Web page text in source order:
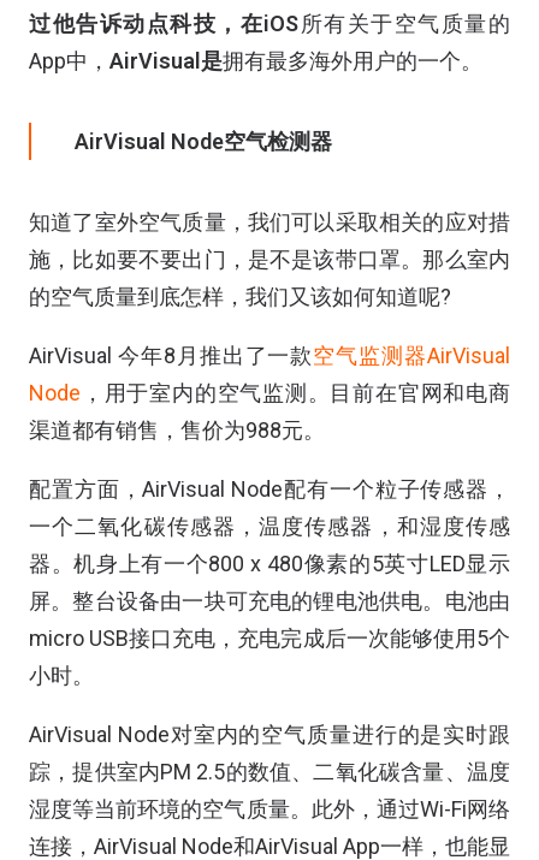
过他告诉动点科技，在iOS所有关于空气质量的
App中， AirVisual是拥有最多海外用户的一个。
AirVisual Node空气检测器
知道了室外空气质量，我们可以采取相关的应对措
施，比如要不要出门，是不是该带口罩。那么室内
的空气质量到底怎样，我们又该如何知道呢?
AirVisual 今年8月推出了一款空气监测器AirVisual
Node ，用于室内的空气监测。目前在官网和电商
渠道都有销售，售价为988元。
配置方面，AirVisual Node配有一个粒子传感器，
一个二氧化碳传感器，温度传感器，和湿度传感
器。机身上有一个800 x 480像素的5英寸LED显示
屏。整台设备由一块可充电的锂电池供电。电池由
micro USB接口充电，充电完成后一次能够使用5个
小时。
AirVisual Node对室内的空气质量进行的是实时跟
踪，提供室内PM 2.5的数值、二氧化碳含量、温度
湿度等当前环境的空气质量。此外，通过Wi-Fi网络
连接，AirVisual Node和AirVisual App一样，也能显